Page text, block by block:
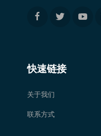
快速链接
关于我们
联系方式